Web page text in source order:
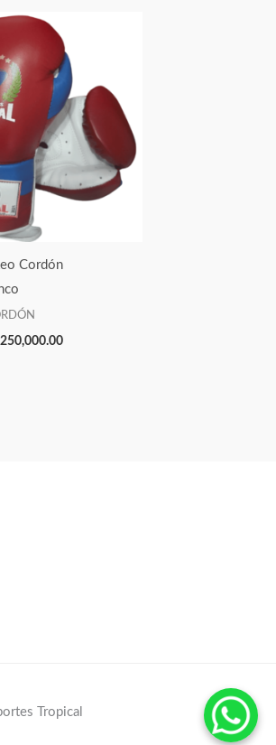
Cordón
250,000.00
precios:
desde
$200,000.00
hasta
$250,000.00
Tropical